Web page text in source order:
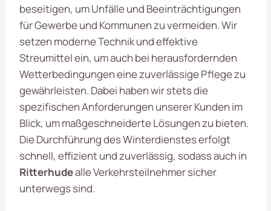
beseitigen, um Unfälle und Beeinträchtigungen
für Gewerbe und Kommunen zu vermeiden. Wir
setzen moderne Technik und effektive
Streumittel ein, um auch bei herausfordernden
Wetterbedingungen eine zuverlässige Pflege zu
gewährleisten. Dabei haben wir stets die
spezifischen Anforderungen unserer Kunden im
Blick, um maßgeschneiderte Lösungen zu bieten.
Die Durchführung des Winterdienstes erfolgt
schnell, effizient und zuverlässig, sodass auch in
Ritterhudealle Verkehrsteilnehmer sicher
unterwegs sind.